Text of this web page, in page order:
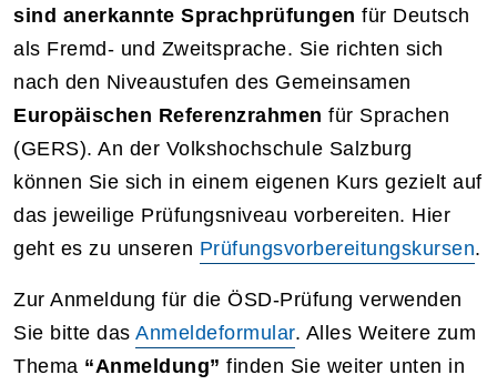
sind anerkannte Sprachprüfungen für Deutsch
als Fremd- und Zweitsprache. Sie richten sich
nach den Niveaustufen des Gemeinsamen
Europäischen Referenzrahmen für Sprachen
(GERS). An der Volkshochschule Salzburg
können Sie sich in einem eigenen Kurs gezielt auf
das jeweilige Prüfungsniveau vorbereiten. Hier
geht es zu unseren Prüfungsvorbereitungskursen.
Zur Anmeldung für die ÖSD-Prüfung verwenden
Sie bitte das Anmeldeformular. Alles Weitere zum
Thema “Anmeldung” finden Sie weiter unten in